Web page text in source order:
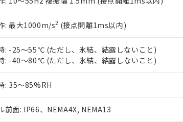
: 最大1000m/s2 (接点開離1ms以内)
: -25～55℃ (ただし、氷結、結露しないこと)
: -40～80℃ (ただし、氷結、結露しないこと)
: 35～85%RH
前面: IP66、NEMA4X, NEMA13